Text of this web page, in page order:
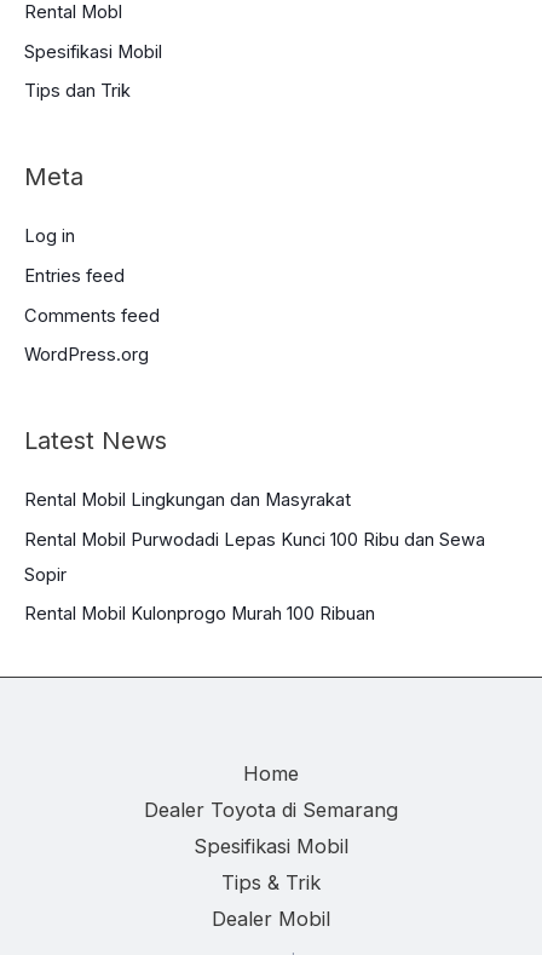
Rental Mobl
Spesifikasi Mobil
Tips dan Trik
Meta
Log in
Entries feed
Comments feed
WordPress.org
Latest News
Rental Mobil Lingkungan dan Masyrakat
Rental Mobil Purwodadi Lepas Kunci 100 Ribu dan Sewa
Sopir
Rental Mobil Kulonprogo Murah 100 Ribuan
Home
Dealer Toyota di Semarang
Spesifikasi Mobil
Tips & Trik
Dealer Mobil